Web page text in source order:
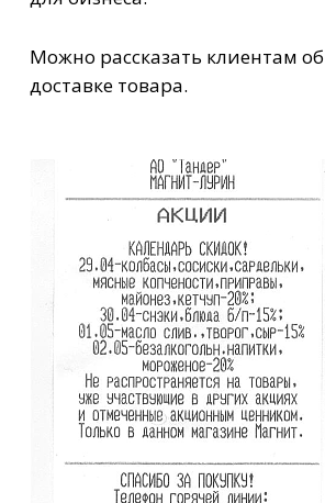
Можно рассказать клиентам
доставке товара.